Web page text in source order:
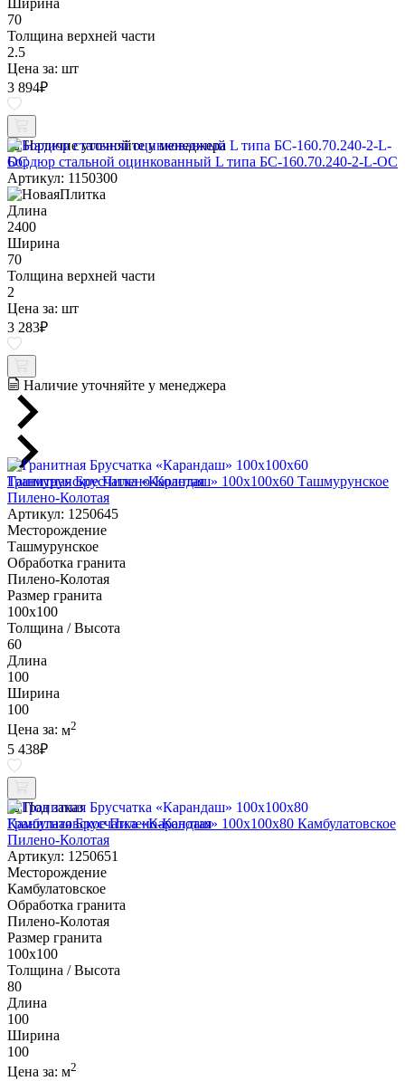
Ширина
70
Толщина верхней части
2.5
Цена за: шт
3 894₽
Наличие уточняйте у менеджера
Бордюр стальной оцинкованный L типа БС-160.70.240-2-L-ОС
Артикул: 1150300
Длина
2400
Ширина
70
Толщина верхней части
2
Цена за: шт
3 283₽
Наличие уточняйте у менеджера
Гранитная Брусчатка «Карандаш» 100х100x60 Ташмурунское
Пилено-Колотая
Артикул: 1250645
Месторождение
Ташмурунское
Обработка гранита
Пилено-Колотая
Размер гранита
100х100
Толщина / Высота
60
Длина
100
Ширина
100
Цена за: м2
5 438₽
Под заказ
Гранитная Брусчатка «Карандаш» 100х100x80 Камбулатовское
Пилено-Колотая
Артикул: 1250651
Месторождение
Камбулатовское
Обработка гранита
Пилено-Колотая
Размер гранита
100х100
Толщина / Высота
80
Длина
100
Ширина
100
Цена за: м2